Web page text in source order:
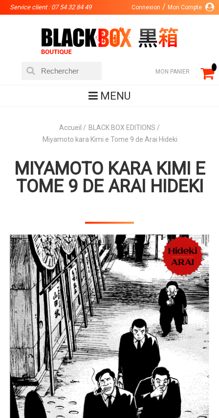
Service client : 07 54 32 84 49 Connexion Mon Compte
MON PANIER
MENU
Accueil
BLACK BOX EDITIONS
Miyamoto kara Kimi e Tome 9 de Arai Hideki
MIYAMOTO KARA KIMI E
TOME 9 DE ARAI HIDEKI